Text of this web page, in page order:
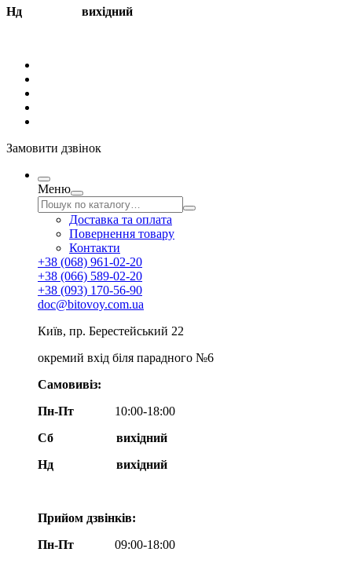
Нд вихідний
Замовити дзвінок
Меню
Доставка та оплата
Повернення товару
Контакти
+38 (068) 961-02-20
+38 (066) 589-02-20
+38 (093) 170-56-90
doc@bitovoy.com.ua
Київ, пр. Берестейський 22
окремий вхід біля парадного №6
Самовивіз:
Пн-Пт
10:00-18:00
Сб
вихідний
Нд
вихідний
Прийом дзвінків:
Пн-Пт
09:00-18:00